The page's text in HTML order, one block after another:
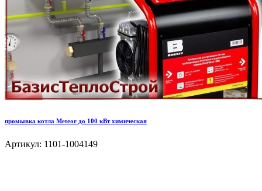
промывка котла Meteor до 100 кВт химическая
Артикул: 1101-1004149